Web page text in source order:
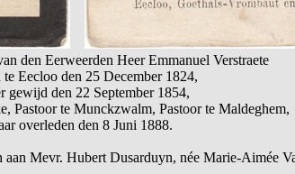
den Eerweerden Heer Emmanuel Verstraete
te Eecloo den 25 December 1824,
gewijd den 22 September 1854,
Pastoor te Munckzwalm, Pastoor te Maldeghem,
overleden den 8 Juni 1888.
aan Mevr. Hubert Dusarduyn, née Marie-Aimée